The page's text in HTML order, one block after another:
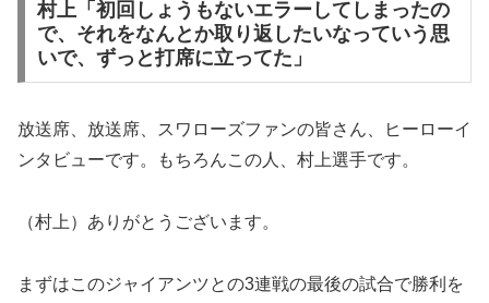
村上「初回しょうもないエラーしてしまったの
で、それをなんとか取り返したいなっていう思
いで、ずっと打席に立ってた」
放送席、放送席、スワローズファンの皆さん、ヒーローイ
ンタビューです。もちろんこの人、村上選手です。
（村上）ありがとうございます。
まずはこのジャイアンツとの3連戦の最後の試合で勝利を